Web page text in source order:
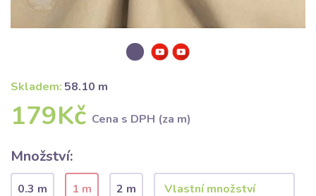
Skladem: 58.10 m
179Kč Cena s DPH (za m)
Množství:
0.3 m 1 m
2 m